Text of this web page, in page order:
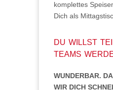
komplettes
Dich als
DU WILLST
TEAMS
WUNDERBAR.
WIR DICH